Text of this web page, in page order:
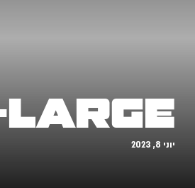
Large
יוני 8, 2023